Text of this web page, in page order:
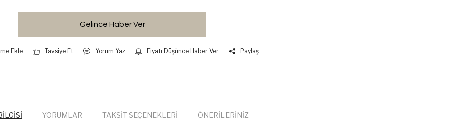
Gelince Haber Ver
Tavsiye Et Yorum Yaz Fiyatı Düşünce Haber Ver Paylaş
YORUMLAR TAKSİT SEÇENEKLERİ ÖNERİLERİNİZ